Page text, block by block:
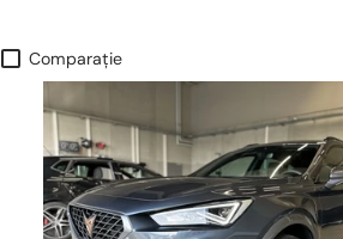
Comparaţie